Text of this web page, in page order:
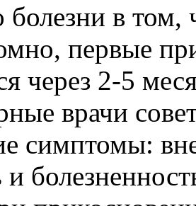
болезни в том,
первые
через 2-5
врачи
симптомы:
и